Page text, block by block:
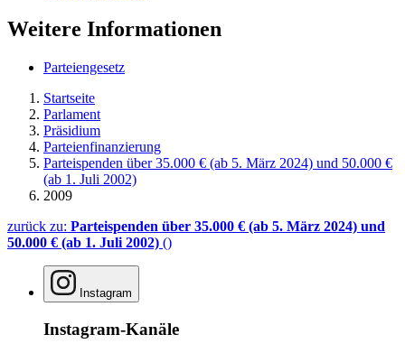
Weitere Informationen
Parteiengesetz
Startseite
Parlament
Präsidium
Parteienfinanzierung
Parteispenden über 35.000 € (ab 5. März 2024) und 50.000 €
(ab 1. Juli 2002)
2009
zurück zu: Parteispenden über 35.000 € (ab 5. März 2024) und
50.000 € (ab 1. Juli 2002) ()
Instagram
Instagram-Kanäle